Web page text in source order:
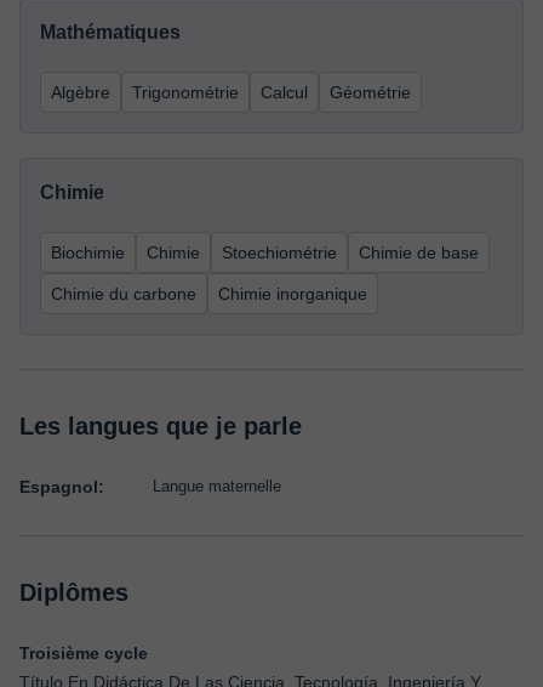
Mathématiques
Algèbre Trigonométrie Calcul Géométrie
Chimie
Biochimie Chimie Stoechiométrie Chimie de base
Chimie du carbone Chimie inorganique
Les langues que je parle
Espagnol: Langue maternelle
Diplômes
Troisième cycle
Título En Didáctica De Las Ciencia, Tecnología, Ingeniería Y